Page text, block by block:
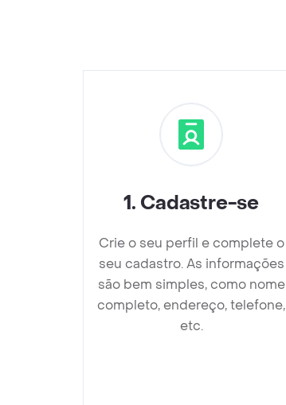
1. Cadastre-se
Crie o seu perfil e complete o
seu cadastro. As informações
são bem simples, como nome
completo, endereço, telefone,
etc.